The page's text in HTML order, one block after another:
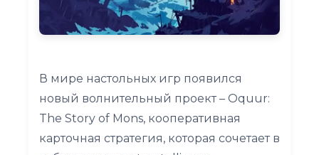
В мире настольных игр появился
новый волнительный проект – Oquur:
The Story of Mons, кооперативная
карточная стратегия, которая сочетает в